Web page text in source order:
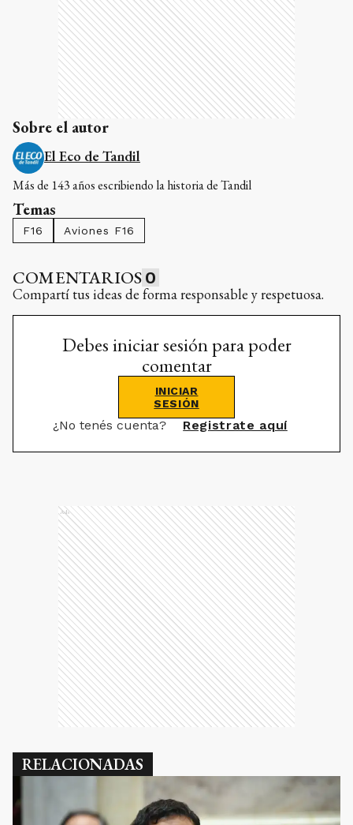
Sobre el autor
El Eco de Tandil
Más de 143 años escribiendo la historia de Tandil
Temas
F16 Aviones F16
COMENTARIOS 0
Compartí tus ideas de forma responsable y respetuosa.
Debes iniciar sesión para poder
comentar
INICIAR
SESIÓN
¿No tenés cuenta? Registrate aquí
Ads
RELACIONADAS